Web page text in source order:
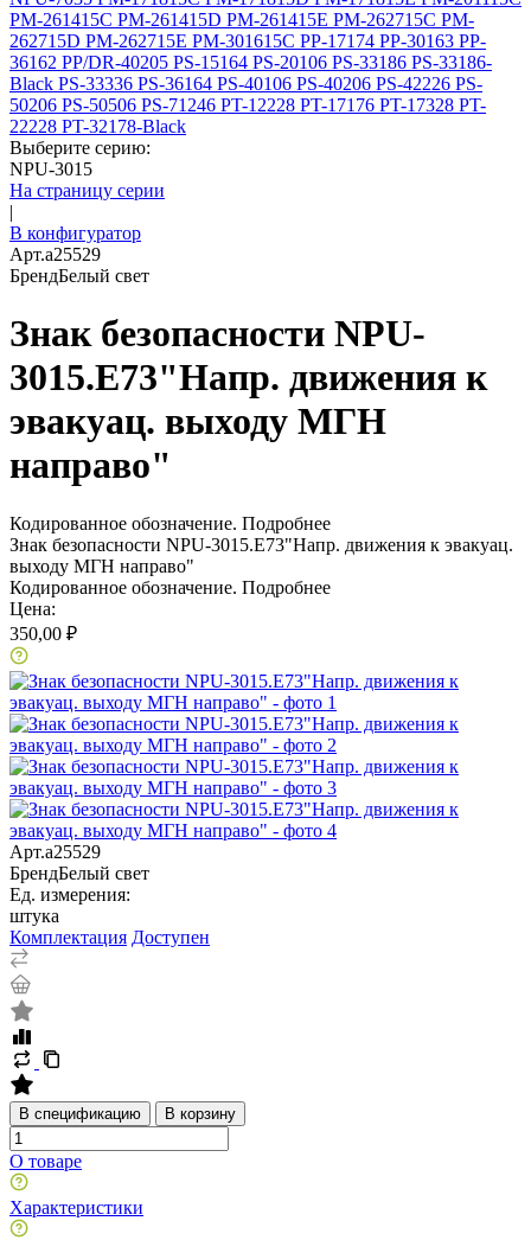
PM-261415C PM-261415D PM-261415E PM-262715C PM-
262715D PM-262715E PM-301615C PP-17174 PP-30163 PP-
36162 PP/DR-40205 PS-15164 PS-20106 PS-33186 PS-33186-
Black PS-33336 PS-36164 PS-40106 PS-40206 PS-42226 PS-
50206 PS-50506 PS-71246 PT-12228 PT-17176 PT-17328 PT-
22228 PT-32178-Black
Выберите серию:
NPU-3015
На страницу серии
|
В конфигуратор
Арт.a25529
БрендБелый свет
Знак безопасности NPU-
3015.E73"Напр. движения к
эвакуац. выходу МГН
направо"
Кодированное обозначение. Подробнее
Знак безопасности NPU-3015.E73"Напр. движения к эвакуац.
выходу МГН направо"
Кодированное обозначение. Подробнее
Цена:
350,00 ₽
Арт.a25529
БрендБелый свет
Ед. измерения:
штука
Комплектация Доступен
В спецификацию В корзину
О товаре
Характеристики